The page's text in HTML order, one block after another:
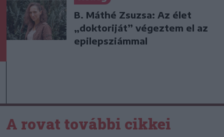
B. Máthé Zsuzsa: Az élet
„doktoriját” végeztem el az
epilepsziámmal
A rovat további cikkei